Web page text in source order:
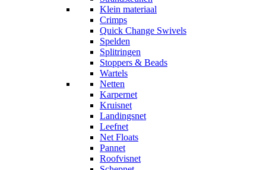
Klein materiaal
Crimps
Quick Change Swivels
Spelden
Splitringen
Stoppers & Beads
Wartels
Netten
Karpernet
Kruisnet
Landingsnet
Leefnet
Net Floats
Pannet
Roofvisnet